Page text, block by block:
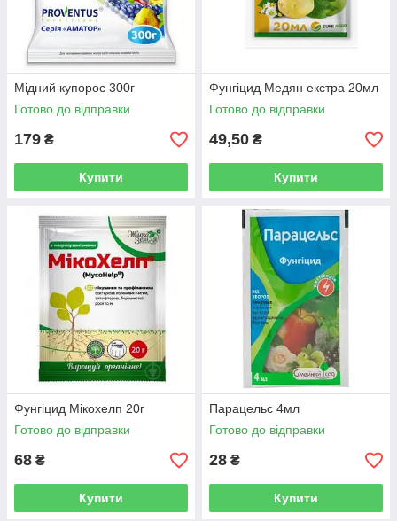
Мідний купорос 300г
Готово до відправки
179 ₴
Купити
Фунгіцид Медян екстра 20мл
Готово до відправки
49,50 ₴
Купити
Фунгіцид Мікохелп 20г
Готово до відправки
68 ₴
Купити
Парацельс 4мл
Готово до відправки
28 ₴
Купити